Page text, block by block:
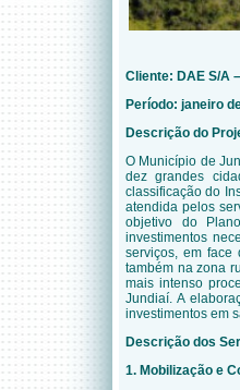
Cliente: DAE S/A
Período: janeiro
Descrição do
O Município de
dez grandes
classificação do
atendida pelos
objetivo do
investimentos
serviços, em face
também na zona
mais intenso
Jundiaí. A
investimentos em
Descrição dos
1. Mobilização e